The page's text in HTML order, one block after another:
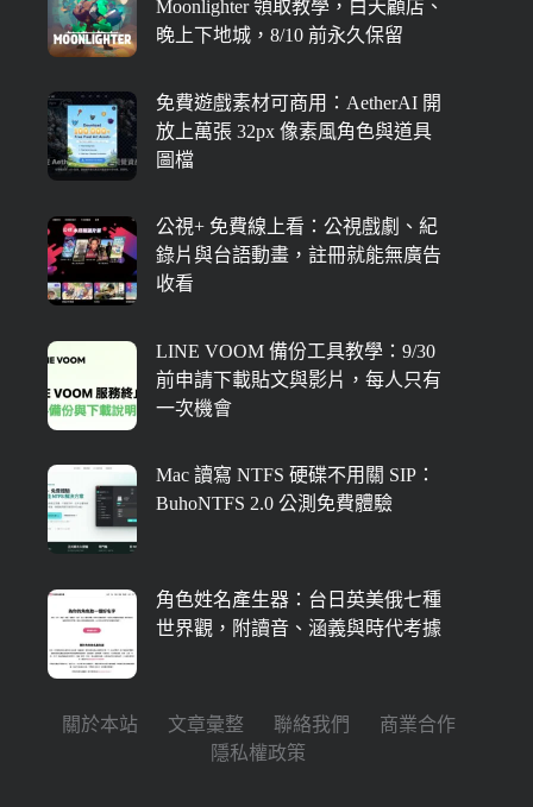
Moonlighter 領取教學，白天顧店、
晚上下地城，8/10 前永久保留
免費遊戲素材可商用：AetherAI 開
放上萬張 32px 像素風角色與道具
圖檔
公視+ 免費線上看：公視戲劇、紀
錄片與台語動畫，註冊就能無廣告
收看
LINE VOOM 備份工具教學：9/30
前申請下載貼文與影片，每人只有
一次機會
Mac 讀寫 NTFS 硬碟不用關 SIP：
BuhoNTFS 2.0 公測免費體驗
角色姓名產生器：台日英美俄七種
世界觀，附讀音、涵義與時代考據
關於本站 文章彙整 聯絡我們
商業合作
隱私權政策